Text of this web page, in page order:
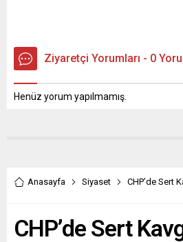
Ziyaretçi Yorumları - 0
Henüz yorum yapılmamış.
Anasayfa Siyaset CHP’de Sert
CHP’de Sert